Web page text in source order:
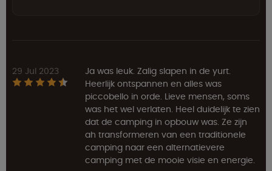
29 Jul 2023
Ja was leuk. Zalig slapen in de yurt.
Heerlijk ontspannen en alles was
piccobello in orde. Lieve mensen, soms
was het wel verlaten. Heel duidelijk te zien
dat de camping in opbouw was. Ze zijn
ah transformeren van een traditionele
camping naar een alternatievere
camping met de mooie visie en energie.